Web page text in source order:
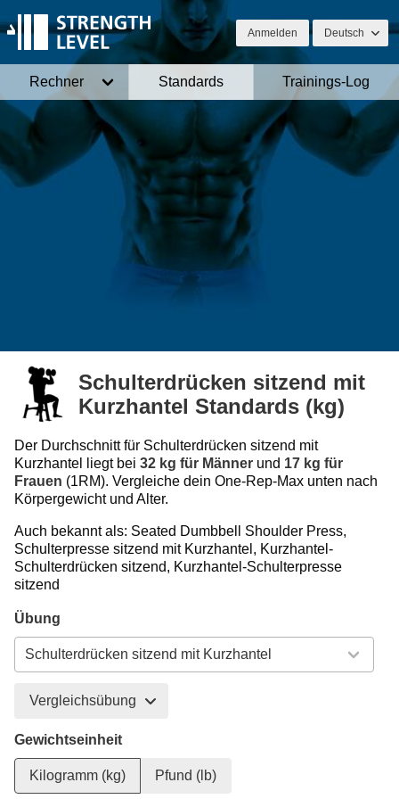
Anmelden Deutsch
Rechner Standards Trainings-Log
Schulterdrücken sitzend mit
Kurzhantel Standards (kg)
Der Durchschnitt für Schulterdrücken sitzend mit
Kurzhantel liegt bei 32 kg für Männer und 17 kg für
Frauen (1RM). Vergleiche dein One-Rep-Max unten nach
Körpergewicht und Alter.
Auch bekannt als: Seated Dumbbell Shoulder Press,
Schulterpresse sitzend mit Kurzhantel, Kurzhantel-
Schulterdrücken sitzend, Kurzhantel-Schulterpresse
sitzend
Übung
Vergleichsübung
Gewichtseinheit
Kilogramm (kg) Pfund (lb)